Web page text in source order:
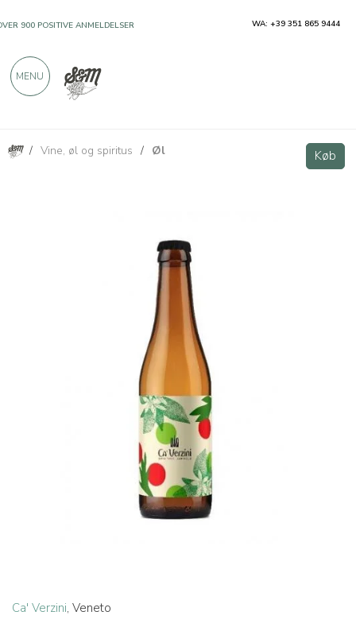
/ Vine, øl og spiritus / Øl Køb
Ca' Verzini, Veneto
Køb
900 POSITIVE ANMELDELSER WA: +39 351 865 9444
MENU